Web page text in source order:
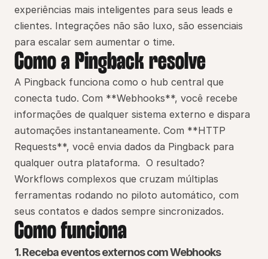
experiências mais inteligentes para seus leads e
clientes. Integrações não são luxo, são essenciais
para escalar sem aumentar o time.
Como a Pingback resolve
A Pingback funciona como o hub central que
conecta tudo. Com **Webhooks**, você recebe
informações de qualquer sistema externo e dispara
automações instantaneamente. Com **HTTP
Requests**, você envia dados da Pingback para
qualquer outra plataforma.  O resultado?
Workflows complexos que cruzam múltiplas
ferramentas rodando no piloto automático, com
seus contatos e dados sempre sincronizados.
Como funciona
1. Receba eventos externos com Webhooks